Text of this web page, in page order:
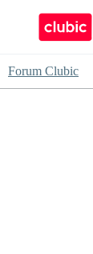
Forum Clubic